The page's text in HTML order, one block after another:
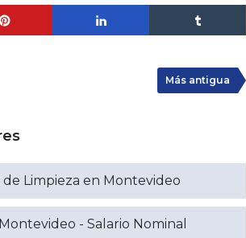
Más antigua
Limpieza en Montevideo
- Salario Nominal